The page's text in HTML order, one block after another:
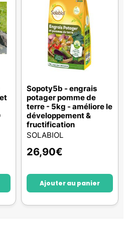
Sopoty5b - engrais
potager pomme de
terre - 5kg - améliore le
développement &
fructification
SOLABIOL
26,90€
Ajouter au panier